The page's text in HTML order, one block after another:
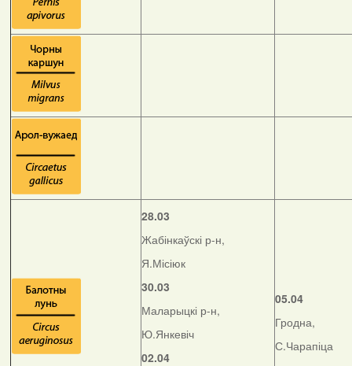
28.03
Жабінкаўскі р-н,
Я.Місіюк
30.03
Маларыцкі р-н,
Ю.Янкевіч
02.04
05.04
Гродна,
С.Чарапіца